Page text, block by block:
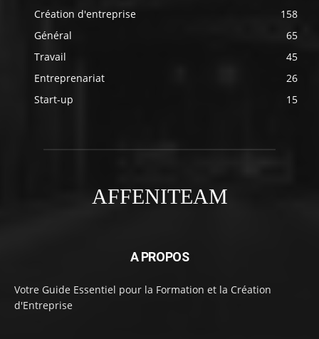
Création d'entreprise
158
Général
65
Travail
45
Entreprenariat
26
Start-up
15
AFFENITEAM
A PROPOS
Votre Guide Essentiel pour la Formation et la Création
d'Entreprise